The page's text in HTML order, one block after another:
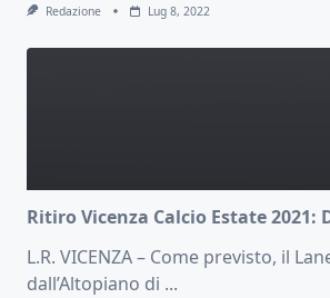
Redazione Lug 8, 2022
Ritiro Vicenza Calcio Estate 2021:
L.R. VICENZA – Come previsto, il
dall’Altopiano di ...